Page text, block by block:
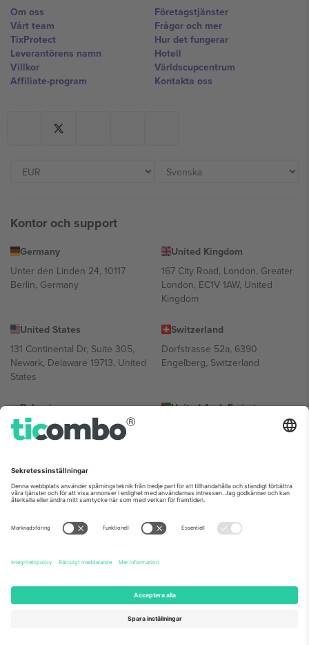
Om oss
Vårt team
TixProtect
Leverantörens namn
Villkor
Affiliate-program
Företagstjänster
Frågor och mer
Hur det fungerar
Hotell
Världscupcentrum
Kontakta oss
Kontor och support
Germany
Unter den Linden 24, 10117
Berlin, Germany
United Kingdom
167 City Road, London, Greater
London, EC1V 1AW, United
Kingdom
United States
131 Continental Dr, Suite 305,
Newark, Delaware 19713, United
States
Switzerland
Dorfstrasse 52a, 6390
Engelberg, Switzerland
Bulgaria
Regus Sofia City West, bul
Totleben 53-55, 1606 Sofia,
United Arab Emirates
UAE Dubai Silicon Oasis, DDP
Mexico
Av Chapultepec 360, Roma
Norte, Cuauhtémoc, 06700
Ciudad de México, CDMX,
plats, evenemang och/eller domän. För detaljer, se specifik
evenemangssida, avtryck och villkor.,Leverantörens namn
© 2026 Ticombo. Alla rättigheter förbehållna.